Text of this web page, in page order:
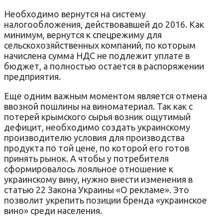
Необходимо вернутся на систему
налогообложения, действовавшей до 2016. Как
минимум, вернутся к спецрежиму для
сельскохозяйственных компаний, по которым
начислена сумма НДС не подлежит уплате в
бюджет, а полностью остается в распоряжении
предприятия.
Еще одним важным моментом является отмена
ввозной пошлины на виноматериал. Так как с
потерей крымского сырья возник ощутимый
дефицит, необходимо создать украинскому
производителю условия для производства
продукта по той цене, по которой его готов
принять рынок. А чтобы у потребителя
сформировалось лояльное отношение к
украинскому вину, нужно внести изменения в
статью 22 Закона Украины «О рекламе». Это
позволит укрепить позиции бренда «украинское
вино» среди населения.